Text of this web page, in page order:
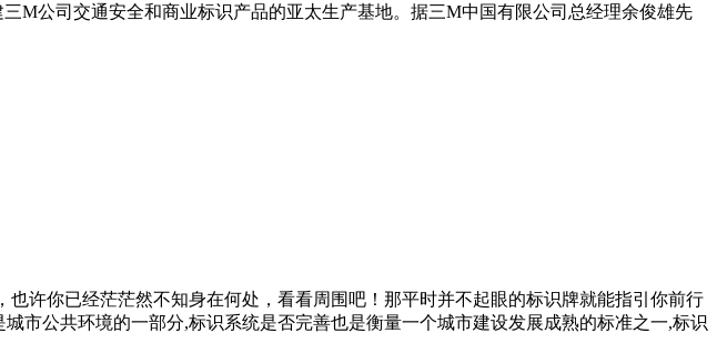
公司交通安全和商业标识产品的亚太生产基地。据三M中国有限公司总经理余俊雄先
许你已经茫茫然不知身在何处，看看周围吧！那平时并不起眼的标识牌就能指引你前行
公共环境的一部分,标识系统是否完善也是衡量一个城市建设发展成熟的标准之一,标识